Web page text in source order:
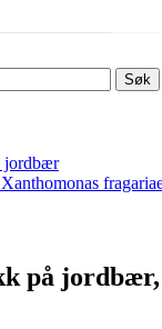
Søk
jordbær
på